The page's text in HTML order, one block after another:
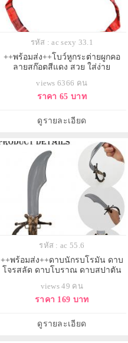
รหัส : ac sexy 33.1
++พร้อมส่ง++โบว์หูกระต่ายผูกคอ
ลายสก๊อตสีแดง สวย ใส่ง่าย
views 6366 คน
ราคา 65 บาท
ดูรายละเอียด
รหัส : ac 55.6
++พร้อมส่ง++ดาบนักรบโรมัน ดาบ
โจรสลัด ดาบโบราณ ดาบสปาตัน
views 49 คน
ราคา 169 บาท
ดูรายละเอียด